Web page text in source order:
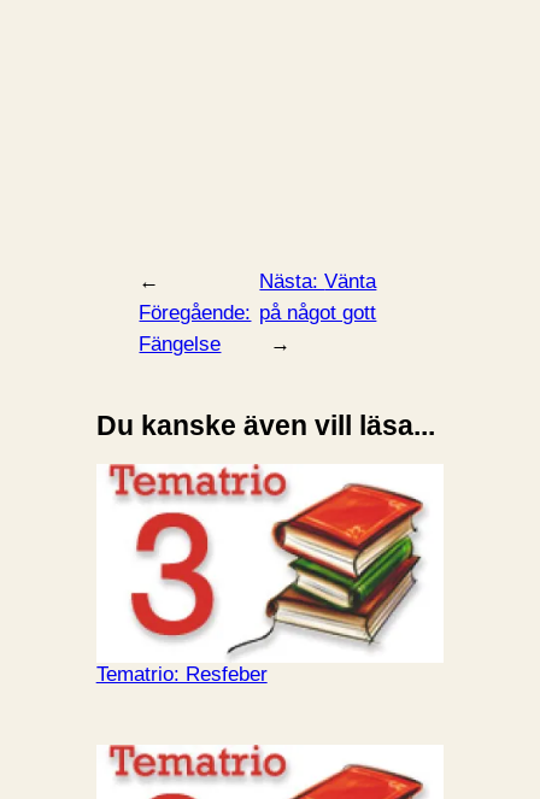
←
Föregående:
Fängelse
Nästa:Vänta
på något gott
→
Du kanske även vill läsa...
Tematrio: Resfeber